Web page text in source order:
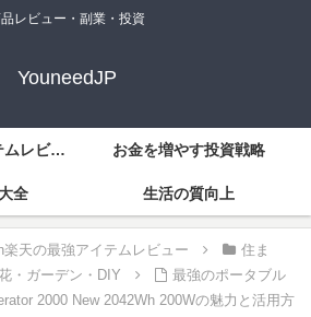
レビュー・副業・投資
YouneedJP
Amazon楽天の最強アイテムレビュー お金を増やす投資戦略
全 生活の質向上
楽天の最強アイテムレビュー
住ま
・ガーデン・DIY
最強のポータブル
2000 New 2042Wh 200Wの魅力と活用方